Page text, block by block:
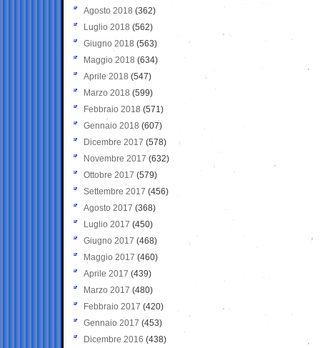
Agosto 2018 (362)
Luglio 2018 (562)
Giugno 2018 (563)
Maggio 2018 (634)
Aprile 2018 (547)
Marzo 2018 (599)
Febbraio 2018 (571)
Gennaio 2018 (607)
Dicembre 2017 (578)
Novembre 2017 (632)
Ottobre 2017 (579)
Settembre 2017 (456)
Agosto 2017 (368)
Luglio 2017 (450)
Giugno 2017 (468)
Maggio 2017 (460)
Aprile 2017 (439)
Marzo 2017 (480)
Febbraio 2017 (420)
Gennaio 2017 (453)
Dicembre 2016 (438)